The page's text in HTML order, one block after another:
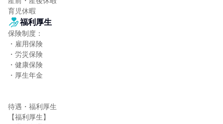
育児休暇
福利厚生
保険制度：
・雇用保険
・労災保険
・健康保険
・厚生年金
待遇・福利厚生
【福利厚生】